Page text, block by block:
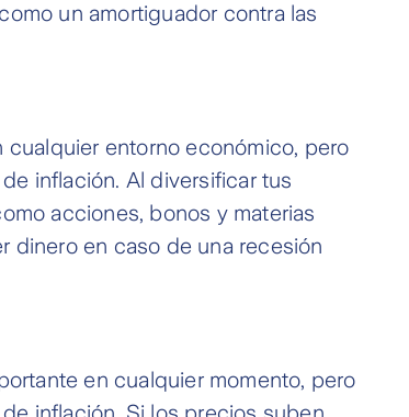
un amortiguador contra las
entorno económico, pero
inflación. Al diversificar tus
acciones, bonos y materias
dinero en caso de una recesión
en cualquier momento, pero